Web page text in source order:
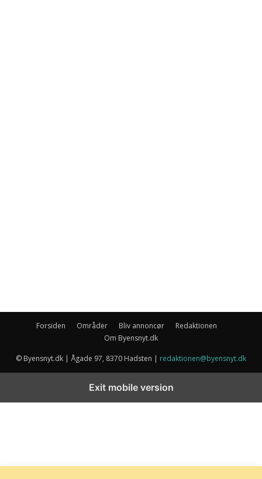
Forsiden Områder Bliv annoncør
Redaktionen
Om Byensnyt.dk
© Byensnyt.dk | Ågade 97, 8370 Hadsten | redaktionen@byensnyt.dk
Exit mobile version